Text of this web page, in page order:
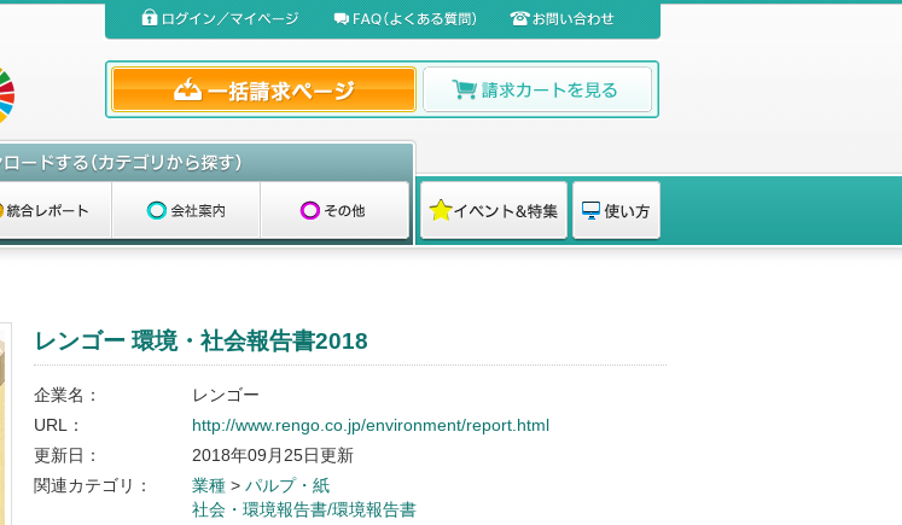
レンゴー 環境・社会報告書2018
企業名：
レンゴー
URL：
http://www.rengo.co.jp/environment/report.html
更新日：
2018年09月25日更新
関連カテゴリ：
業種> パルプ・紙
社会・環境報告書/環境報告書